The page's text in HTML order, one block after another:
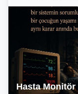
Hasta Monitör